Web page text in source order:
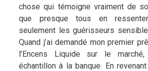
chose qui témoigne vraiment de
que presque tous en
seulement les guérisseurs
Quand j’ai demandé mon premier
l’Encens Liquide sur le
échantillon à la banque. En